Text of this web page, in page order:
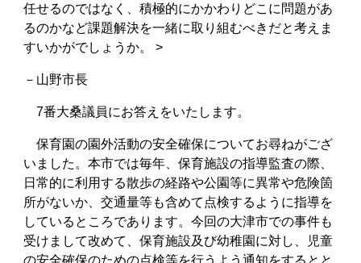
任せるのではなく、積極的にかかわりどこに問題があ
るのかなど課題解決を一緒に取り組むべきだと考えま
すいかがでしょうか。 >
－山野市長
7番大桑議員にお答えをいたします。
保育園の園外活動の安全確保についてお尋ねがござ
いました。本市では毎年、保育施設の指導監査の際、
日常的に利用する散歩の経路や公園等に異常や危険箇
所がないか、交通量等も含めて点検するように指導を
しているところであります。今回の大津市での事件も
受けまして改めて、保育施設及び幼稚園に対し、児童
の安全確保のための点検等を行うよう通知をするとと